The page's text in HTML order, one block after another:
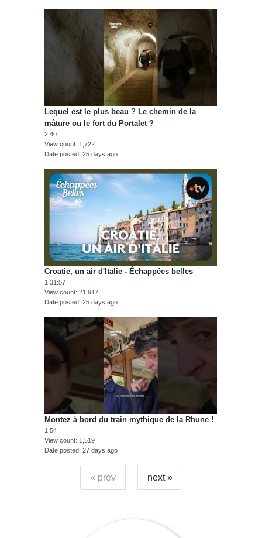
Lequel est le plus beau ? Le chemin de la
mâture ou le fort du Portalet ?
2:40
View count 1,722
Date posted 25 days ago
Croatie, un air d'Italie - Échappées belles
1:31:57
View count 21,917
Date posted 25 days ago
Montez à bord du train mythique de la Rhune !
1:54
View count 1,519
Date posted 27 days ago
« prev next »